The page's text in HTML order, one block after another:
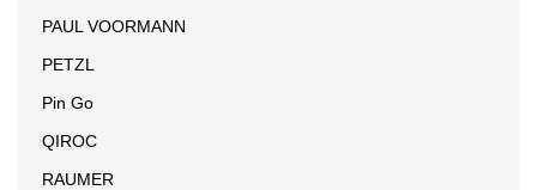
PAUL VOORMANN
PETZL
Pin Go
QIROC
RAUMER